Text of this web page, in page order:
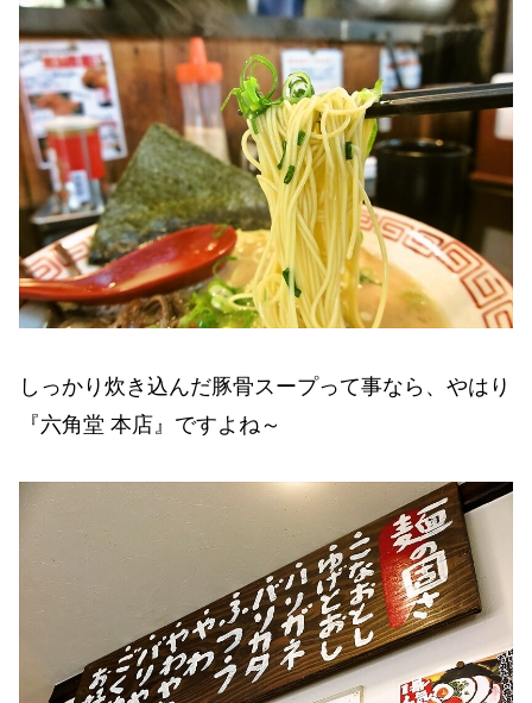
しっかり炊き込んだ豚骨スープって事なら、やはり
『六角堂 本店』ですよね～